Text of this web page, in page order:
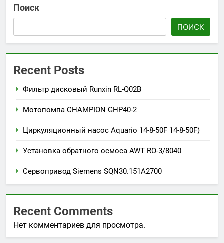
Поиск
ПОИСК
Recent Posts
Фильтр дисковый Runxin RL-Q02B
Мотопомпа CHAMPION GHP40-2
Циркуляционный насос Aquario 14-8-50F 14-8-50F)
Установка обратного осмоса AWT RO-3/8040
Сервопривод Siemens SQN30.151A2700
Recent Comments
Нет комментариев для просмотра.